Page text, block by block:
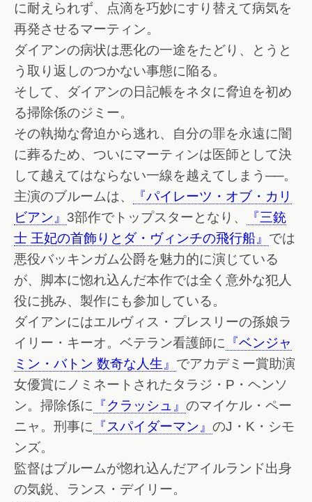
に耐えられず、点滴を巧妙にすり替えて病気を
再発させるマーティン。
ダイアンの病状は悪化の一途をたどり、とうと
う取り返しのつかない事態に陥る。
そして、ダイアンの日記帳をネタに脅迫を初め
る掃除係のジミー。
その執拗な脅迫から逃れ、自分の罪を永遠に闇
に葬るため、ついにマーティンは医師として決
して越えてはならない一線を越えてしまう──。
主演のブルームは、
『パイレーツ・オブ・カリ
ビアン』 3部作でトップスターとなり、
『三銃
士 王妃の首飾りとダ・ヴィンチの飛行船』 では
悪役バッキンガム公爵を魅力的に演じている
が、脚本に惚れ込んだ本作では全く意外な犯人
役に挑み、製作にも参加している。
ダイアンにはエルヴィス・プレスリーの孫娘ラ
イリー・キーオ。ベテラン看護師に 『ベンジャ
ミン・バトン 数奇な人生』 でアカデミー賞助演
女優賞にノミネートされたタラジ・P・ヘンソ
ン。掃除係に 『クラッシュ』 のマイケル・ペー
ニャ。刑事に 『スパイダーマン』 のJ・K・シモ
ンズ。
監督はブルームが惚れ込んだアイルランド出身
の気鋭、ランス・デイリー。